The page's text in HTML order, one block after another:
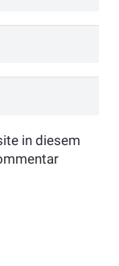
in diesem